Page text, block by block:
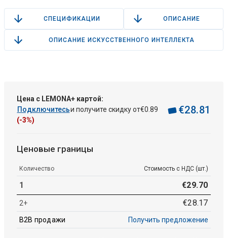
СПЕЦИФИКАЦИИ ОПИСАНИЕ
ОПИСАНИЕ ИСКУССТВЕННОГО ИНТЕЛЛЕКТА
Цена с LEMONA+ картой:
Подключитесьи получите скидку от€0.89
(-3%)
€28.81
Ценовые границы
Количество Стоимость с НДС (шт.)
1 €29.70
2+ €28.17
B2B продажи Получить предложение